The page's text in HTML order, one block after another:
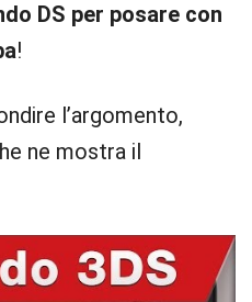
DS per posare con
!
l’argomento,
ne mostra il